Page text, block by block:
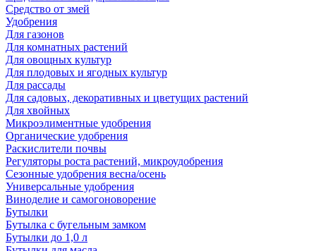
Средство от змей
Удобрения
Для газонов
Для комнатных растений
Для овощных культур
Для плодовых и ягодных культур
Для рассады
Для садовых, декоративных и цветущих растений
Для хвойных
Микроэлиментные удобрения
Органические удобрения
Раскислители почвы
Регуляторы роста растений, микроудобрения
Сезонные удобрения весна/осень
Универсальные удобрения
Виноделие и самогоноворение
Бутылки
Бутылка с бугельным замком
Бутылки до 1,0 л